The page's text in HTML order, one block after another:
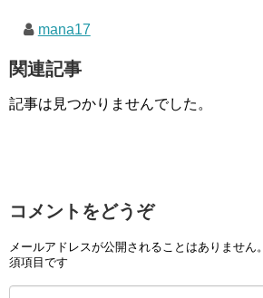
mana17
関連記事
記事は見つかりませんでした。
コメントをどうぞ
メールアドレスが公開されることはありません。
須項目です